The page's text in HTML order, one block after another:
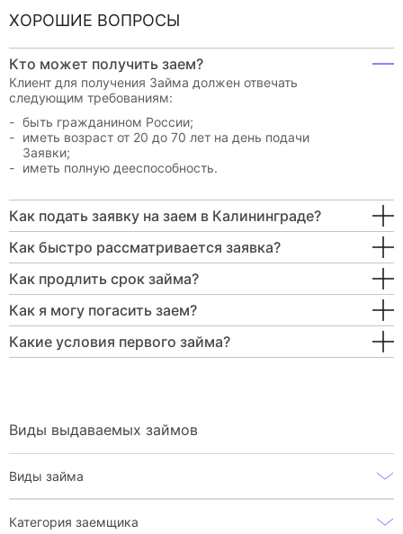
ХОРОШИЕ ВОПРОСЫ
Кто может получить заем?
Клиент для получения Займа должен отвечать
следующим требованиям:
быть гражданином России;
иметь возраст от 20 до 70 лет на день подачи
Заявки;
иметь полную дееспособность.
Как подать заявку на заем в Калининграде?
Как быстро рассматривается заявка?
Как продлить срок займа?
Как я могу погасить заем?
Какие условия первого займа?
Виды выдаваемых займов
Виды займа
Категория заемщика